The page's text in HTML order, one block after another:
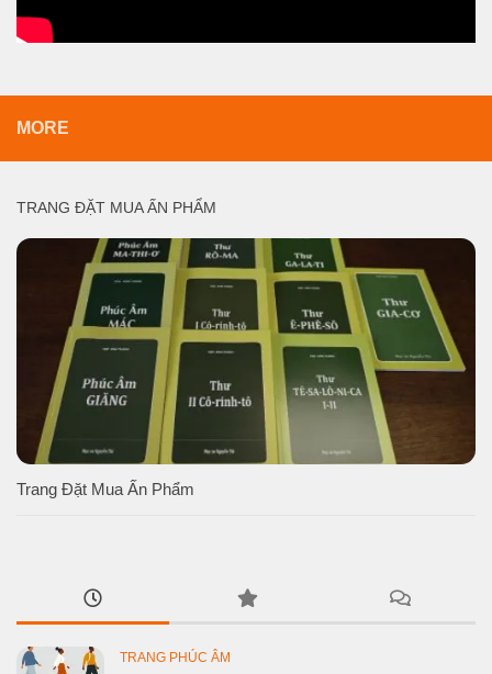
MORE
TRANG ĐẶT MUA ẤN PHẨM
Trang Đặt Mua Ấn Phẩm
TRANG PHÚC ÂM